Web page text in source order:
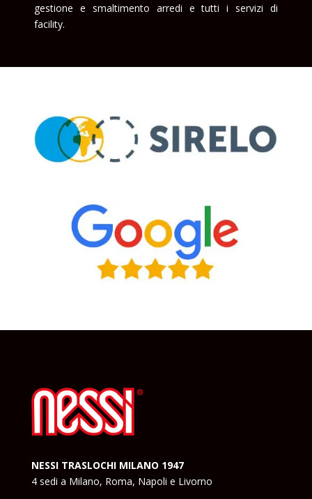
gestione e smaltimento arredi e tutti i servizi di
facility.
NESSI TRASLOCHI MILANO 1947
4 sedi a Milano, Roma, Napoli e Livorno